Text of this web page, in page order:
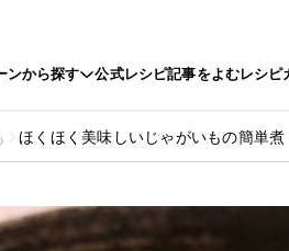
ンから探す 公式レシピ記事をよむレシピ
ほくほく美味しいじゃがいもの簡単煮